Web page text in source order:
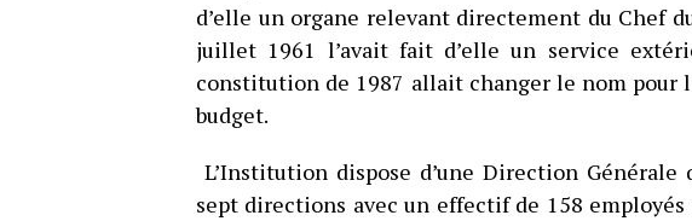
d’elle un organe relevant directement du Chef
juillet 1961 l’avait fait d’elle un service
constitution de 1987 allait changer le nom pour
budget.
L’Institution dispose d’une Direction
sept directions avec un effectif de 158